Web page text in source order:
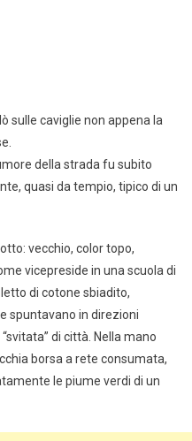
sulle caviglie non appena la
della strada fu subito
quasi da tempio, tipico di un
vecchio, color topo,
vicepreside in una scuola di
di cotone sbiadito,
spuntavano in direzioni
di città. Nella mano
borsa a rete consumata,
le piume verdi di un